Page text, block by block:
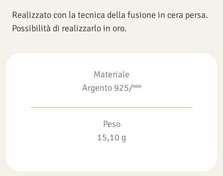
Realizzato con la tecnica della fusione in cera persa.
Possibilità di realizzarlo in oro.
Materiale
Argento 925/°°°
Peso
15,10 g